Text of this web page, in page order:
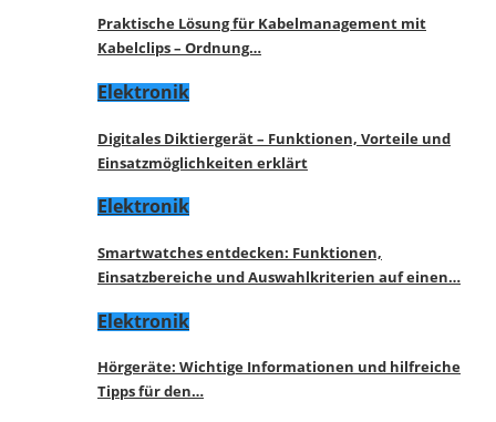
Praktische Lösung für Kabelmanagement mit
Kabelclips – Ordnung…
Elektronik
Digitales Diktiergerät – Funktionen, Vorteile und
Einsatzmöglichkeiten erklärt
Elektronik
Smartwatches entdecken: Funktionen,
Einsatzbereiche und Auswahlkriterien auf einen…
Elektronik
Hörgeräte: Wichtige Informationen und hilfreiche
Tipps für den…